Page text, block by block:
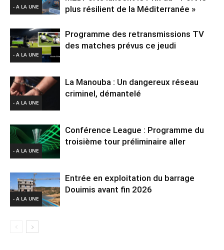
- A LA UNE
plus résilient de la Méditerranée »
- A LA UNE
Programme des retransmissions TV
des matches prévus ce jeudi
- A LA UNE
La Manouba : Un dangereux réseau
criminel, démantelé
- A LA UNE
Conférence League : Programme du
troisième tour préliminaire aller
- A LA UNE
Entrée en exploitation du barrage
Douimis avant fin 2026